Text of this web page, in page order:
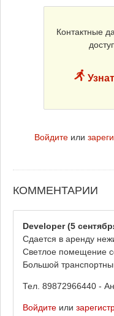
Контактные
Войдите или
КОММЕНТАРИИ
Developer(5
Сдается в аренду
Светлое помещение
Большой
Тел. 89872966440 -
Войдите или